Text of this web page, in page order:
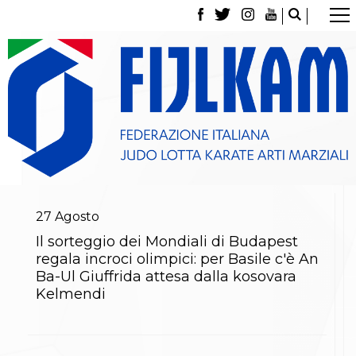
La Federazione
Tesseramento
Contatti
Norme e modulistica Affiliazioni e Tesseramenti
Classifica Società Sportive con più di 100 atleti
tesserati
Media
Partners
Trasparenza
27 Agosto
Il sorteggio dei Mondiali di Budapest
regala incroci olimpici: per Basile c'è An
Ba-Ul Giuffrida attesa dalla kosovara
Kelmendi